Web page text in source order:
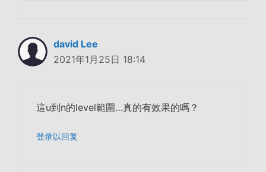
david Lee
2021年1月25日 18:14
這u到n的level範圍…真的有效果的嗎？
登录以回复